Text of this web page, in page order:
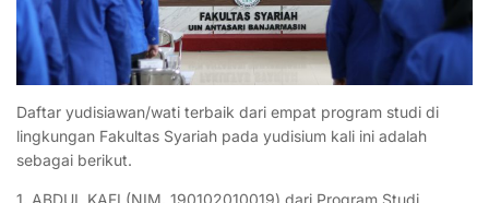
Daftar yudisiawan/wati terbaik dari empat program studi di
lingkungan Fakultas Syariah pada yudisium kali ini adalah
sebagai berikut.
1. ABDUL KAFI (NIM. 190102010019) dari Program Studi